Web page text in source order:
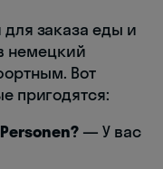
заказа еды и
немецкий
Вот
пригодятся:
— У вас